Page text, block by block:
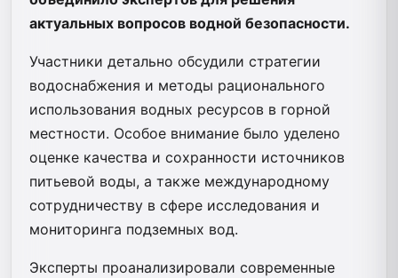
актуальных вопросов водной безопасности.
Участники детально обсудили стратегии
водоснабжения и методы рационального
использования водных ресурсов в горной
местности. Особое внимание было уделено
оценке качества и сохранности источников
питьевой воды, а также международному
сотрудничеству в сфере исследования и
мониторинга подземных вод.
Эксперты проанализировали современные